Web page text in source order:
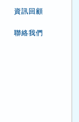
資訊回顧
聯絡我們